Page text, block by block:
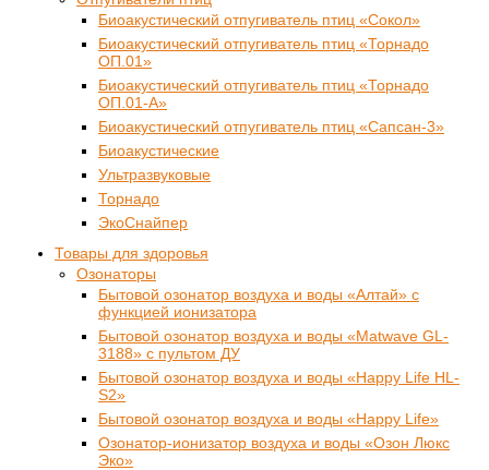
Биоакустический отпугиватель птиц «Сокол»
Биоакустический отпугиватель птиц «Торнадо
ОП.01»
Биоакустический отпугиватель птиц «Торнадо
ОП.01-А»
Биоакустический отпугиватель птиц «Сапсан-3»
Биоакустические
Ультразвуковые
Торнадо
ЭкоСнайпер
Товары для здоровья
Озонаторы
Бытовой озонатор воздуха и воды «Алтай» с
функцией ионизатора
Бытовой озонатор воздуха и воды «Matwave GL-
3188» с пультом ДУ
Бытовой озонатор воздуха и воды «Happy Life HL-
S2»
Бытовой озонатор воздуха и воды «Happy Life»
Озонатор-ионизатор воздуха и воды «Озон Люкс
Эко»